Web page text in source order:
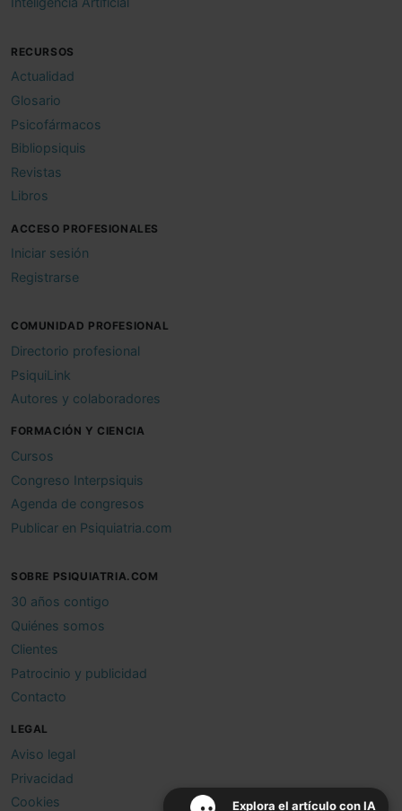
Explora el artículo con IA
RECURSOS
Actualidad
Glosario
Psicofármacos
Bibliopsiquis
Revistas
Libros
ACCESO PROFESIONALES
Iniciar sesión
Registrarse
COMUNIDAD PROFESIONAL
Directorio profesional
PsiquiLink
Autores y colaboradores
FORMACIÓN Y CIENCIA
Cursos
Congreso Interpsiquis
Agenda de congresos
Publicar en Psiquiatria.com
SOBRE PSIQUIATRIA.COM
30 años contigo
Quiénes somos
Clientes
Patrocinio y publicidad
Contacto
LEGAL
Aviso legal
Privacidad
Cookies